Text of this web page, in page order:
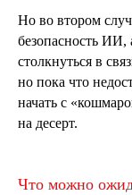
Но во втором
безопасность
столкнуться в
но пока что
начать с
на десерт.
Что можно